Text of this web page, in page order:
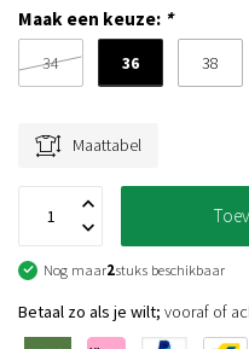
Maak een keuze: *
34 36 38
Maattabel
Nog maar2stuks beschikbaar
Betaal zo als je wilt; vooraf of